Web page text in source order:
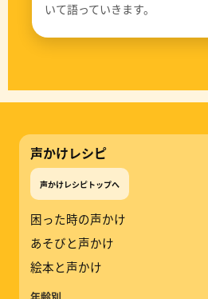
いて語っていきます。
声かけレシピ
声かけレシピトップへ
困った時の声かけ
あそびと声かけ
絵本と声かけ